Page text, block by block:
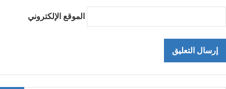
الموقع الإلكتروني